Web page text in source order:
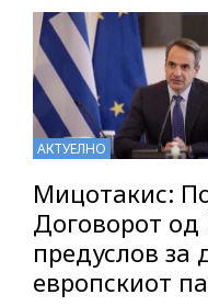
АКТУЕЛНО
Мицотакис:
Договорот од
предуслов за
европскиот